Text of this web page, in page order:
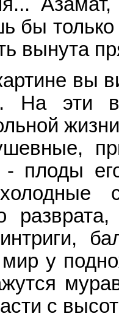
бы только
вынута
вы
На эти
плоды
мир у
с